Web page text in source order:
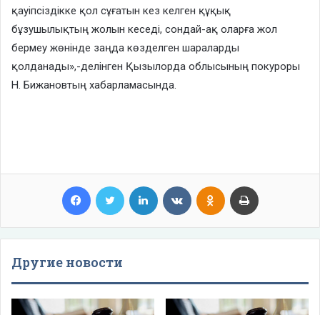
қауіпсіздікке қол сұғатын кез келген құқық
бұзушылықтың жолын кеседі, сондай-ақ оларға жол
бермеу жөнінде заңда көзделген шараларды
қолданады»,-делінген Қызылорда облысының покуроры
Н. Бижановтың хабарламасында.
Facebook Twitter LinkedIn VKontakteOdnoklassniki
Другие новости